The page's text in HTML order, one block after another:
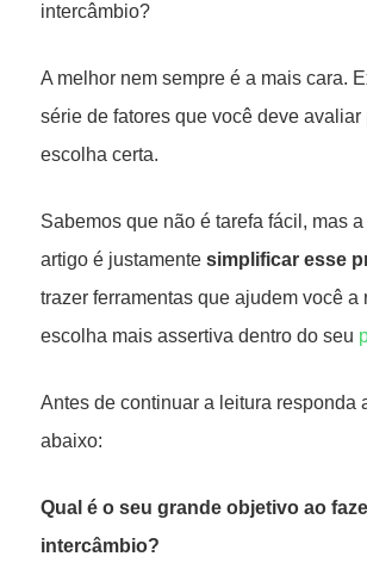
intercâmbio?
A melhor nem sempre é a mais cara.
série de fatores que você deve avaliar
escolha certa.
Sabemos que não é tarefa fácil, mas
artigo é justamentesimplificar esse
trazer ferramentas que ajudem você a
escolha mais assertiva dentro do seu
Antes de continuar a leitura responda
abaixo:
Qual é o seu grande objetivo ao
intercâmbio?